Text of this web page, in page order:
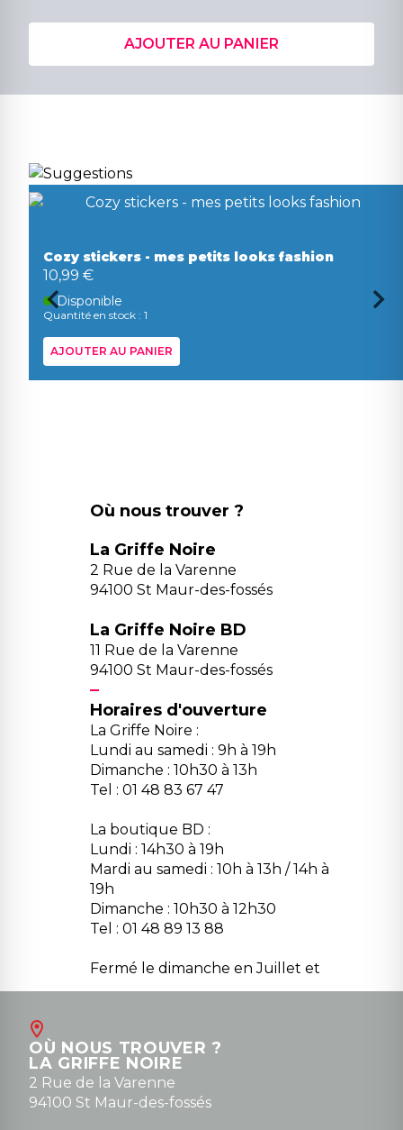
AJOUTER AU PANIER
Cozy stickers - mes petits looks fashion
10,99 €
Disponible
Quantité en stock : 1
AJOUTER AU PANIER
Où nous trouver ?
La Griffe Noire
2 Rue de la Varenne
94100 St Maur-des-fossés
La Griffe Noire BD
11 Rue de la Varenne
94100 St Maur-des-fossés
Horaires d'ouverture
La Griffe Noire :
Lundi au samedi : 9h à 19h
Dimanche : 10h30 à 13h
Tel : 01 48 83 67 47
La boutique BD :
Lundi : 14h30 à 19h
Mardi au samedi : 10h à 13h / 14h à
19h
Dimanche : 10h30 à 12h30
Tel : 01 48 89 13 88
Fermé le dimanche en Juillet et
Août
contact@la-griffe-noire.com
0148836747
OÙ NOUS TROUVER ?
LA GRIFFE NOIRE
2 Rue de la Varenne
94100 St Maur-des-fossés